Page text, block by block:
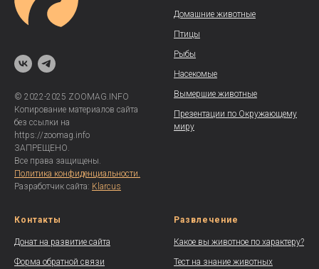
© 2022-2025 ZOOMAG.INFO
Копирование материалов сайта
без ссылки на
https://zoomag.info
ЗАПРЕЩЕНО.
Все права защищены.
Политика конфиденциальности.
Разработчик сайта: Klarcus
Домашние животные
Птицы
Рыбы
Насекомые
Вымершие животные
Презентации по Окружающему
миру
Контакты
Донат на развитие сайта
Форма обратной связи
Развлечение
Какое вы животное по характеру?
Тест на знание животных